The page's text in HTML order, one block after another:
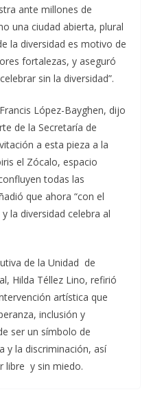
ante millones de
una ciudad abierta, plural
la diversidad es motivo de
fortalezas, y aseguró
sin la diversidad”.
López-Bayghen, dijo
de la Secretaría de
a esta pieza a la
el Zócalo, espacio
todas las
que ahora “con el
la diversidad celebra al
de la Unidad de
Hilda Téllez Lino, refirió
artística que
inclusión y
ser un símbolo de
y la discriminación, así
libre y sin miedo.